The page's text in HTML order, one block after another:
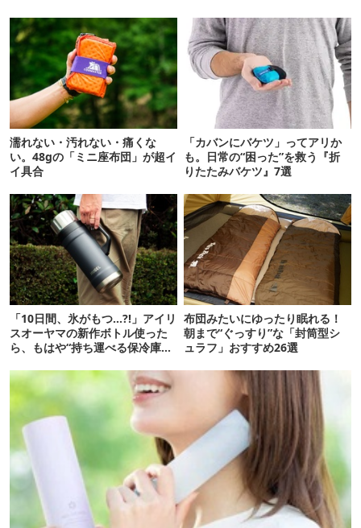
濡れない・汚れない・痛くな
い。48gの「ミニ座布団」が超イ
イ具合
「カバンにバケツ」ってアリか
も。日常の“困った”を救う『折
りたたみバケツ』7選
「10日間、氷がもつ…?!」アイリ
スオーヤマの新作ボトル使った
ら、もはや“持ち運べる保冷庫
布団みたいにゆったり眠れる！
朝まで“ぐっすり”な「封筒型シ
ュラフ」おすすめ26選